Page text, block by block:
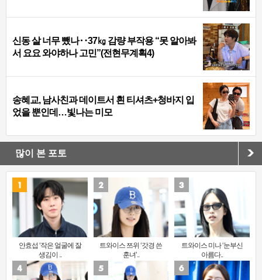
신동 살 너무 뺐나‥37㎏ 감량 부작용 “못 알아봐
서 요요 와야하나 고민”(전현무계획4)
송혜교, 남사친과 데이트서 흰 티셔츠+청바지 입
었을 뿐인데…빛나는 미모
많이 본 포토
안효섭 ‘작은 얼굴에 잘
생김이 ..
트와이스 쯔위 ‘갓경 쓴
훈녀’..
트와이스 미나 ‘눈부신
아름다..